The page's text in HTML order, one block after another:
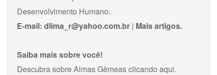
Desenvolvimento Humano.
E-mail: dlima_r@yahoo.com.br | Mais artigos.
Saiba mais sobre você!
Descubra sobre Almas Gêmeasclicando aqui.